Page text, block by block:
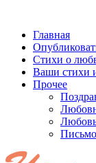
Главная
Стихи о
Ваши стихи
Прочее